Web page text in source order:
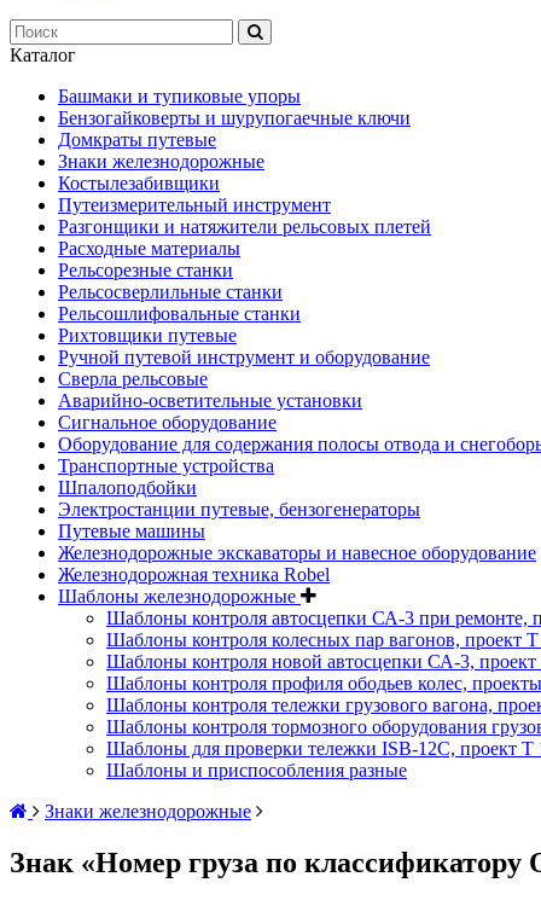
Каталог
Башмаки и тупиковые упоры
Бензогайковерты и шурупогаечные ключи
Домкраты путевые
Знаки железнодорожные
Костылезабивщики
Путеизмерительный инструмент
Разгонщики и натяжители рельсовых плетей
Расходные материалы
Рельсорезные станки
Рельсосверлильные станки
Рельсошлифовальные станки
Рихтовщики путевые
Ручной путевой инструмент и оборудование
Сверла рельсовые
Аварийно-осветительные установки
Сигнальное оборудование
Оборудование для содержания полосы отвода и
Транспортные устройства
Шпалоподбойки
Электростанции путевые, бензогенераторы
Путевые машины
Железнодорожные экскаваторы и навесное оборудование
Железнодорожная техника Robel
Шаблоны железнодорожные
Шаблоны контроля автосцепки СА-3 при ремонте,
Шаблоны контроля колесных пар вагонов, проект
Шаблоны контроля новой автосцепки СА-3, проект
Шаблоны контроля профиля ободьев колес,
Шаблоны контроля тележки грузового вагона,
Шаблоны контроля тормозного оборудования
Шаблоны для проверки тележки ISB-12C, проект Т
Шаблоны и приспособления разные
Знаки железнодорожные
Знак «Номер груза по